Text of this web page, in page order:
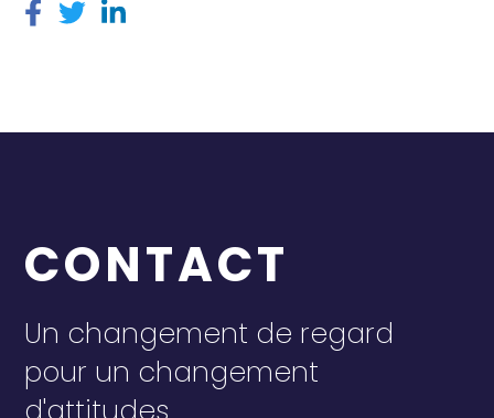
CONTACT
Un changement de regard
pour un changement